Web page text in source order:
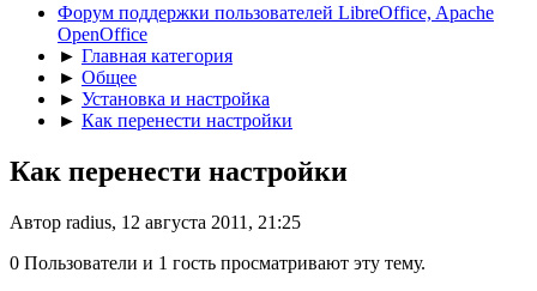
Форум поддержки пользователей LibreOffice, Apache
OpenOffice
► Главная категория
► Общее
► Установка и настройка
► Как перенести настройки
Как перенести настройки
Автор radius, 12 августа 2011, 21:25
0 Пользователи и 1 гость просматривают эту тему.